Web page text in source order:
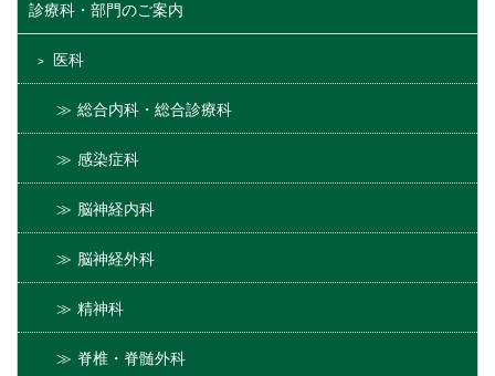
診療科・部門のご案内
医科
総合内科・総合診療科
感染症科
脳神経内科
脳神経外科
精神科
脊椎・脊髄外科